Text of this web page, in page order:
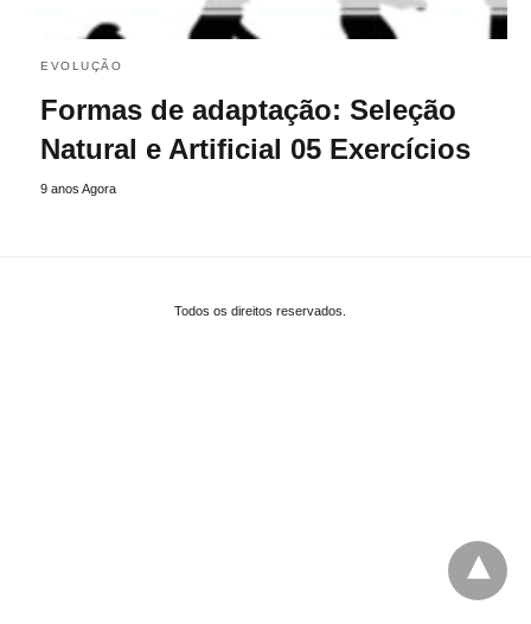
EVOLUÇÃO
Formas de adaptação: Seleção
Natural e Artificial 05 Exercícios
9 anos Agora
Todos os direitos reservados.